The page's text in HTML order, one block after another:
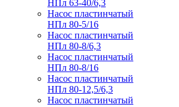
НПл 63-40/6,3
Насос пластинчатый
НПл 80-5/16
Насос пластинчатый
НПл 80-8/6,3
Насос пластинчатый
НПл 80-8/16
Насос пластинчатый
НПл 80-12,5/6,3
Насос пластинчатый